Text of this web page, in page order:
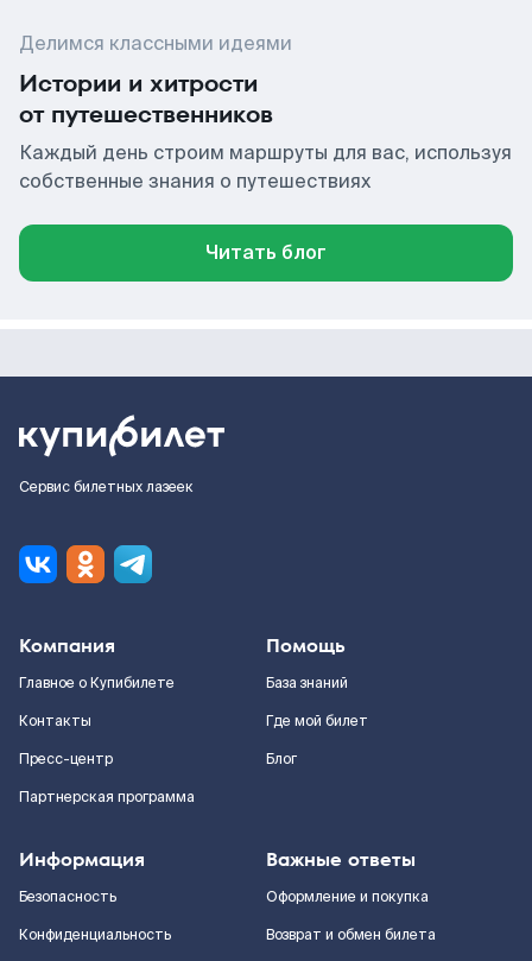
Делимся классными идеями
Истории и хитрости
от путешественников
Каждый день строим маршруты для вас, используя
собственные знания о путешествиях
Читать блог
Сервис билетных лазеек
Компания
Главное о Купибилете
Контакты
Пресс-центр
Партнерская программа
Помощь
База знаний
Где мой билет
Блог
Информация
Безопасность
Конфиденциальность
Важные ответы
Оформление и покупка
Возврат и обмен билета